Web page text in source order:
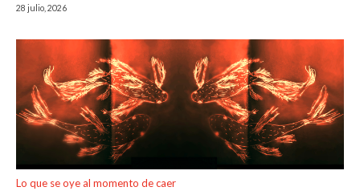
28 julio, 2026
Lo que se oye al momento de caer